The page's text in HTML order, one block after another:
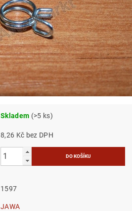
Skladem (>5 ks)
8,26 Kč bez DPH
1597
JAWA